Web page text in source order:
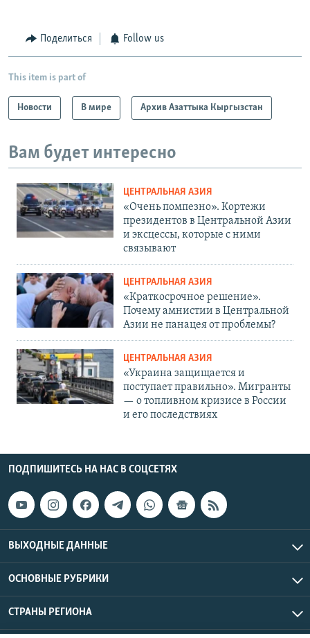
Поделиться Follow us
This item is part of
Новости В мире Архив Азаттыка Кыргызстан
Вам будет интересно
ЦЕНТРАЛЬНАЯ АЗИЯ
«Очень помпезно». Кортежи
президентов в Центральной Азии
и эксцессы, которые с ними
связывают
ЦЕНТРАЛЬНАЯ АЗИЯ
«Краткосрочное решение».
Почему амнистии в Центральной
Азии не панацея от проблемы?
ЦЕНТРАЛЬНАЯ АЗИЯ
«Украина защищается и
поступает правильно». Мигранты
— о топливном кризисе в России
и его последствиях
ПОДПИШИТЕСЬ НА НАС В СОЦСЕТЯХ
ВЫХОДНЫЕ ДАННЫЕ
ОСНОВНЫЕ РУБРИКИ
СТРАНЫ РЕГИОНА